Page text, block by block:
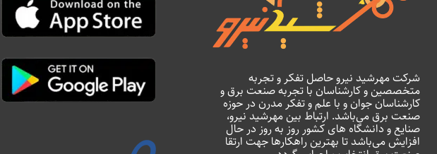
شرکت مهرشید نیرو حاصل تفکر و تجربه
متخصصین و کارشناسان با تجربه صنعت برق و
کارشناسان جوان و با علم و تفکر مدرن در حوزه
صنعت برق می‌باشد. ارتباط بین مهرشید نیرو،
صنایع و دانشگاه های کشور روز به روز در حال
افزایش می‌باشد تا بهترین راهکارها جهت ارتقا